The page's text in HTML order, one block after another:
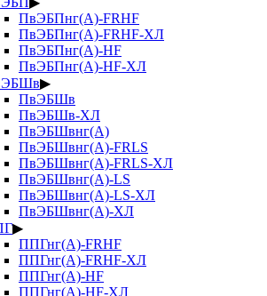
ПвЭБПнг(А)-FRHF
ПвЭБПнг(А)-FRHF-ХЛ
ПвЭБПнг(А)-HF
ПвЭБПнг(А)-HF-ХЛ
▶
ПвЭБШв
ПвЭБШв-ХЛ
ПвЭБШвнг(А)
ПвЭБШвнг(А)-FRLS
ПвЭБШвнг(А)-FRLS-ХЛ
ПвЭБШвнг(А)-LS
ПвЭБШвнг(А)-LS-ХЛ
ПвЭБШвнг(А)-ХЛ
▶
ППГнг(А)-FRHF
ППГнг(А)-FRHF-ХЛ
ППГнг(А)-HF
ППГнг(А)-HF-ХЛ